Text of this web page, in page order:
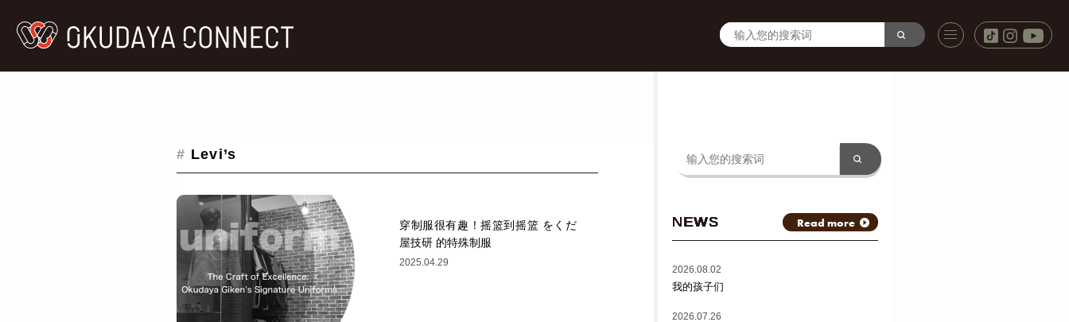
# Levi’s
穿制服很有趣！摇篮到摇篮 をくだ
屋技研 的特殊制服
2025.04.29
NEWS Read more
2026.08.02
我的孩子们
2026.07.26